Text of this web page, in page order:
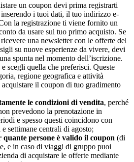
un coupon devi prima registrarti
inserendo i tuoi dati, il tuo indirizzo e-
la registrazione ti viene fornito un
da usare sul tuo primo acquisto. Se
una newsletter con le offerte del
su nuove esperienze da vivere, devi
spunta nel momento dell’iscrizione.
scegli quella che preferisci. Queste
regione geografica e attività
il coupon di tuo gradimento
le condizioni di vendita, perché
prevedono la prenotazione in
e spesso questi coincidono con
settimane centrali di agosto;
persone è valido il coupon (di
e in caso di viaggi di gruppo puoi
di acquistare le offerte mediante